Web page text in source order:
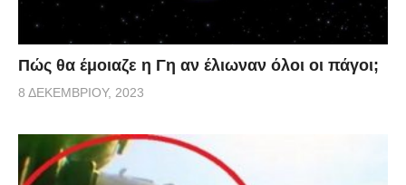
Πώς θα έμοιαζε η Γη αν έλιωναν όλοι οι πάγοι;
8 ΔΕΚΕΜΒΡΊΟΥ, 2023